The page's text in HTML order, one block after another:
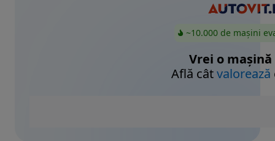
~10.000 de mașini
Vrei o mașină
Află câtvalorează